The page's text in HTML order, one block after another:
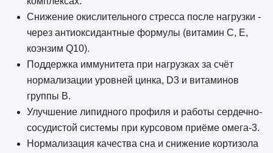
Снижение окислительного стресса после нагрузки -
через антиоксидантные формулы (витамин C, E,
коэнзим Q10).
Поддержка иммунитета при нагрузках за счёт
нормализации уровней цинка, D3 и витаминов
группы B.
Улучшение липидного профиля и работы сердечно-
сосудистой системы при курсовом приёме омега-3.
Нормализация качества сна и снижение кортизола